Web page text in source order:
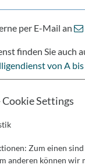
per E-Mail an
finden Sie auch
von A
Media
Settings
Zum einen
anderen können wir